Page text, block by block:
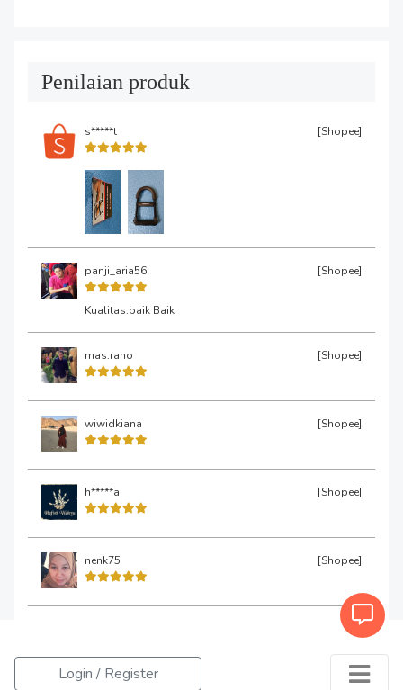
Penilaian produk
s*****t [Shopee]
panji_aria56 [Shopee]
Kualitas:baik Baik
mas.rano [Shopee]
wiwidkiana [Shopee]
h*****a [Shopee]
nenk75 [Shopee]
Login / Register